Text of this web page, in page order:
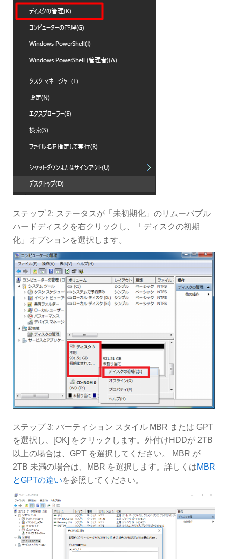
ステップ 2: ステータスが「未初期化」のリムーバブル
ハードディスクを右クリックし、「ディスクの初期
化」オプションを選択します。
ステップ 3: パーティション スタイル MBR または GPT
を選択し、[OK] をクリックします。外付けHDDが 2TB
以上の場合は、GPT を選択してください。 MBR が
2TB 未満の場合は、MBR を選択します。詳しくはMBR
とGPTの違いを参照してください。